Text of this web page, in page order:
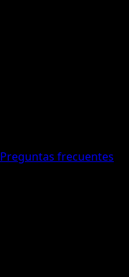
Preguntas frecuentes